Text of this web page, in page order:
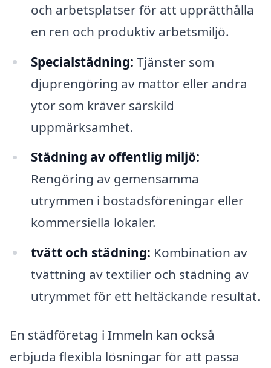
och arbetsplatser för att upprätthålla
en ren och produktiv arbetsmiljö.
Specialstädning: Tjänster som
djuprengöring av mattor eller andra
ytor som kräver särskild
uppmärksamhet.
Städning av offentlig miljö:
Rengöring av gemensamma
utrymmen i bostadsföreningar eller
kommersiella lokaler.
tvätt och städning: Kombination av
tvättning av textilier och städning av
utrymmet för ett heltäckande resultat.
En städföretag i Immeln kan också
erbjuda flexibla lösningar för att passa